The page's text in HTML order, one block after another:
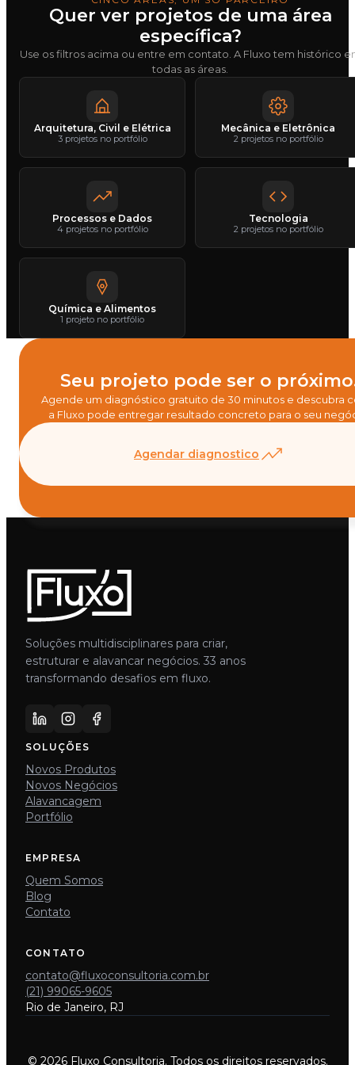
Quer ver projetos de uma área
específica?
Use os filtros acima ou entre em contato. A Fluxo tem histórico
todas as áreas.
Arquitetura, Civil e Elétrica
3 projetos no portfólio
Mecânica e Eletrônica
2 projetos no portfólio
Processos e Dados
4 projetos no portfólio
Tecnologia
2 projetos no portfólio
Química e Alimentos
1 projeto no portfólio
Seu projeto pode ser o
Agende um diagnóstico gratuito de 30 minutos e descubra
a Fluxo pode entregar resultado concreto para o seu
Agendar diagnostico
Soluções multidisciplinares para criar,
estruturar e alavancar negócios. 33 anos
transformando desafios em fluxo.
SOLUÇÕES
Novos Produtos
Novos Negócios
Alavancagem
Portfólio
EMPRESA
Quem Somos
Blog
Contato
CONTATO
contato@fluxoconsultoria.com.br
(21) 99065-9605
Rio de Janeiro, RJ
© 2026 Fluxo Consultoria. Todos os direitos reservados.